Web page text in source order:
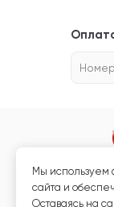
Магазин
Любая
Мы используем
сайта и
Оставаясь на